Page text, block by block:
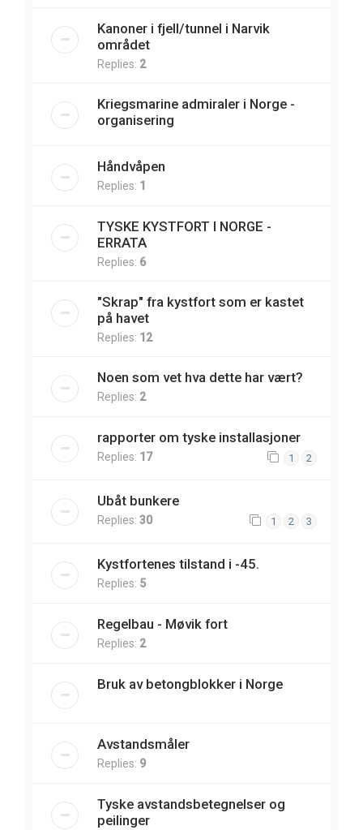
Kanoner i fjell/tunnel i Narvik
området
Replies: 2
Kriegsmarine admiraler i Norge -
organisering
Håndvåpen
Replies: 1
TYSKE KYSTFORT I NORGE -
ERRATA
Replies: 6
"Skrap" fra kystfort som er kastet
på havet
Replies: 12
Noen som vet hva dette har vært?
Replies: 2
rapporter om tyske installasjoner
Replies: 17 1 2
Ubåt bunkere
Replies: 30 1 2 3
Kystfortenes tilstand i -45.
Replies: 5
Regelbau - Møvik fort
Replies: 2
Bruk av betongblokker i Norge
Avstandsmåler
Replies: 9
Tyske avstandsbetegnelser og
peilinger